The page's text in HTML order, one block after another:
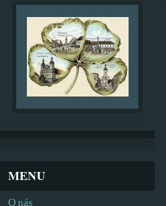
MENU
O nás